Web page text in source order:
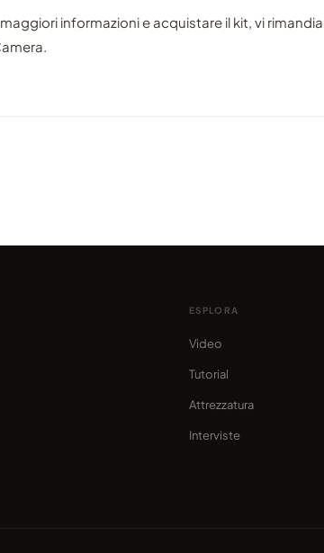
informazioni e acquistare il kit, vi
ESPLORA
Video
Tutorial
Attrezzatura
Interviste